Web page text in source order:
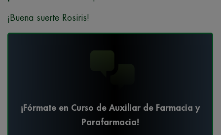
¡Buena suerte Rosiris!
¡Fórmate en Curso de Auxiliar de Farmacia y
Parafarmacia!